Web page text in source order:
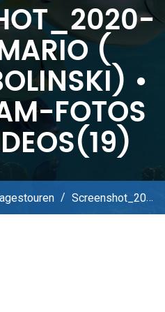
(
•
FOTOS
/ Screenshot_2020-04-19 Mario ( Mario_bolinski) • Instagram-Fotos Und -Videos(19)